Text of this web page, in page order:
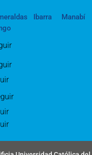
Ibarra
Manabí